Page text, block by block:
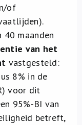
of
maanden
van het
vastgesteld:
8% in de
voor dit
95%-BI van
betreft,